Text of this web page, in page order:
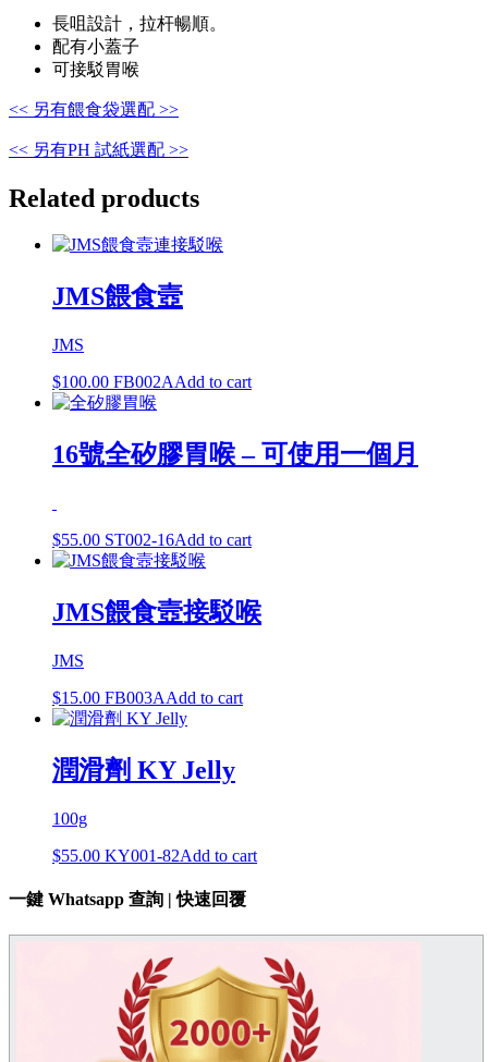
長咀設計，拉杆暢順。
配有小蓋子
可接駁胃喉
<< 另有餵食袋選配 >>
<< 另有PH 試紙選配 >>
Related products
JMS餵食壼
JMS
$100.00 FB002AAdd to cart
16號全矽膠胃喉 – 可使用一個月
$55.00 ST002-16Add to cart
JMS餵食壼接駁喉
JMS
$15.00 FB003AAdd to cart
潤滑劑 KY Jelly
100g
$55.00 KY001-82Add to cart
一鍵 Whatsapp 查詢 | 快速回覆